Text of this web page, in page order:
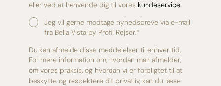
eller ved at henvende dig til vores kundeservice.
Jeg vil gerne modtage nyhedsbreve via e-mail
fra Bella Vista by Profil Rejser.*
Du kan afmelde disse meddelelser til enhver tid.
For mere information om, hvordan man afmelder,
om vores praksis, og hvordan vi er forpligtet til at
beskytte og respektere dit privatliv, kan du læse